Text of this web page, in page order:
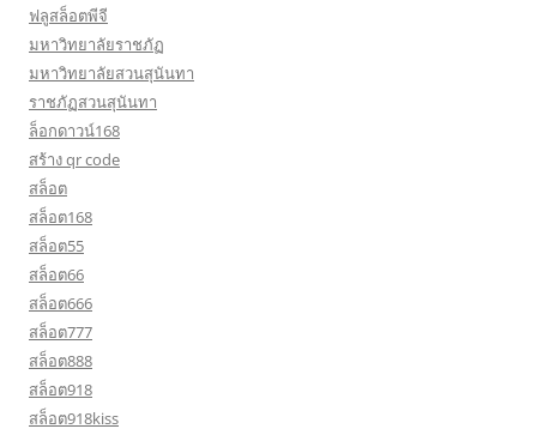
ฟลูสล็อตพีจี
มหาวิทยาลัยราชภัฏ
มหาวิทยาลัยสวนสุนันทา
ราชภัฏสวนสุนันทา
ล็อกดาวน์168
สร้าง qr code
สล็อต
สล็อต168
สล็อต55
สล็อต66
สล็อต666
สล็อต777
สล็อต888
สล็อต918
สล็อต918kiss